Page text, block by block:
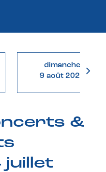
dimanche
9 août 2026
&
juillet